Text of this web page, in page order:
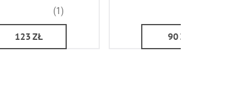
(1)
123 ZŁ 90ZŁ